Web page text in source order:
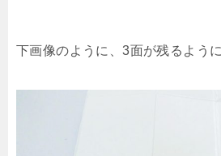
下画像のように、3面が残るよう